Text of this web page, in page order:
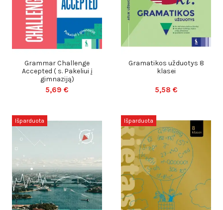
Grammar Challenge
Accepted ( s. Pakeliui į
gimnaziją)
5,69 €
Gramatikos užduotys 8
klasei
5,58 €
Išparduota Išparduota